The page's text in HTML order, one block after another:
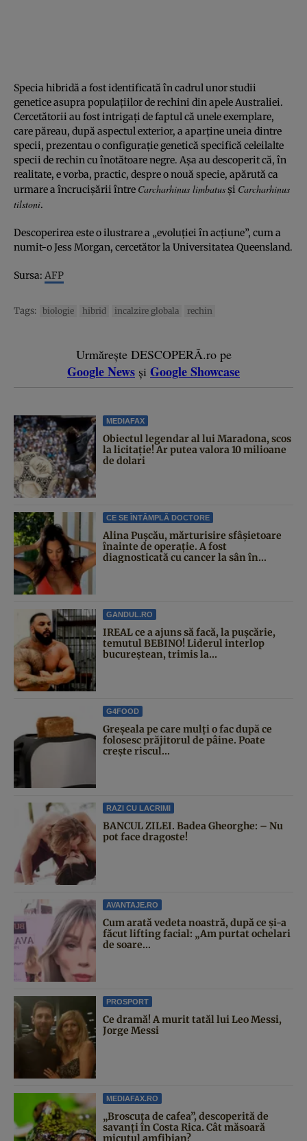
Specia hibridă a fost identificată în cadrul unor studii
genetice asupra populaţiilor de rechini din apele Australiei.
Cercetătorii au fost intrigaţi de faptul că unele exemplare,
care păreau, după aspectul exterior, a aparţine uneia dintre
specii, prezentau o configuraţie genetică specifică celeilalte
specii de rechin cu înotătoare negre. Aşa au descoperit că, în
realitate, e vorba, practic, despre o nouă specie, apărută ca
urmare a încrucişării între Carcharhinus limbatusşi Carcharhinus
tilstoni.
Descoperirea este o ilustrare a „evoluţiei în acţiune”, cum a
numit-o Jess Morgan, cercetător la Universitatea Queensland.
Sursa: AFP
Tags: biologie hibrid incalzire globala rechin
Urmărește DESCOPERĂ.ro pe
Google News și Google Showcase
MEDIAFAX
Obiectul legendar al lui Maradona, scos
la licitație! Ar putea valora 10 milioane
de dolari
CE SE ÎNTÂMPLĂ DOCTORE
Alina Pușcău, mărturisire sfâșietoare
înainte de operație. A fost
diagnosticată cu cancer la sân în...
GANDUL.RO
IREAL ce a ajuns să facă, la pușcărie,
temutul BEBINO! Liderul interlop
bucureștean, trimis la...
G4FOOD
Greșeala pe care mulți o fac după ce
folosesc prăjitorul de pâine. Poate
crește riscul...
RAZI CU LACRIMI
BANCUL ZILEI. Badea Gheorghe: – Nu
pot face dragoste!
AVANTAJE.RO
Cum arată vedeta noastră, după ce și-a
făcut lifting facial: „Am purtat ochelari
de soare...
PROSPORT
Ce dramă! A murit tatăl lui Leo Messi,
Jorge Messi
MEDIAFAX.RO
„Broscuța de cafea”, descoperită de
savanți în Costa Rica. Cât măsoară
micuțul amfibian?